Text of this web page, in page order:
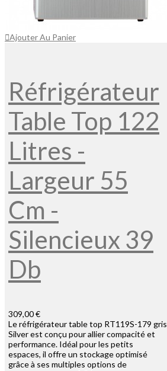
Ajouter Au Panier
Réfrigérateur
Table Top 122
Litres -
Largeur 55
Cm -
Silencieux 39
Db
309,00 €
Le réfrigérateur table top RT119S-179 gris
Silver est conçu pour allier compacité et
performance. Idéal pour les petits
espaces, il offre un stockage optimisé
grâce à ses multiples options de